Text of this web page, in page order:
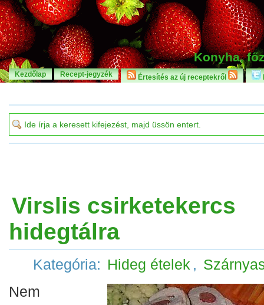
Konyha,
Kezdőlap Recept-jegyzék Értesítés az új receptekről
Virslis csirketekercs
hidegtálra
Kategória: Hideg ételek ,
Nem